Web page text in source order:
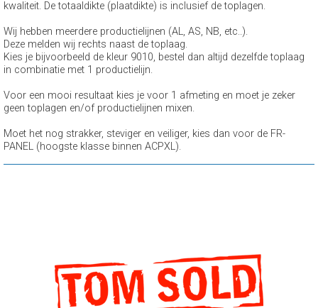
kwaliteit. De totaaldikte (plaatdikte) is inclusief de toplagen.
Wij hebben meerdere productielijnen (AL, AS, NB, etc..).
Deze melden wij rechts naast de toplaag.
Kies je bijvoorbeeld de kleur 9010, bestel dan altijd dezelfde toplaag
in combinatie met 1 productielijn.
Voor een mooi resultaat kies je voor 1 afmeting en moet je zeker
geen toplagen en/of productielijnen mixen.
Moet het nog strakker, steviger en veiliger, kies dan voor de FR-
PANEL (hoogste klasse binnen ACPXL).